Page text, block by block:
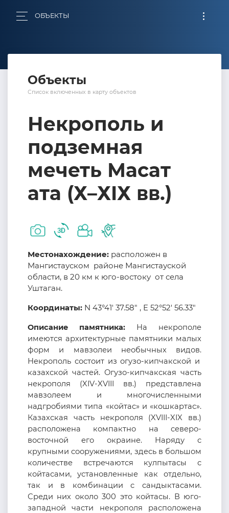
ОБЪЕКТЫ
Объекты
Список включенных в карту объектов
Некрополь и
подземная
мечеть Масат
ата (Х–ХIХ вв.)
Местонахождение: расположен в
Мангистауском районе Мангистауской
области, в 20 км к юго-востоку от села
Уштаган.
Координаты: N 43°41' 37.58" , E 52°52' 56.33"
Описание памятника: На некрополе
имеются архитектурные памятники малых
форм и мавзолеи необычных видов.
Некрополь состоит из огузо-кипчакской и
казахской частей. Огузо-кипчакская часть
некрополя (XIV-XVIII вв.) представлена
мавзолеем и многочисленными
надгробиями типа «койтас» и «кошкартас».
Казахская часть некрополя (XVIII-XIX вв.)
расположена компактно на северо-
восточной его окраине. Наряду с
крупными сооружениями, здесь в большом
количестве встречаются кулпытасы с
койтасами, установленные как отдельно,
так и в комбинации с сандыктасами.
Среди них около 300 это койтасы. В юго-
западной части некрополя расположена